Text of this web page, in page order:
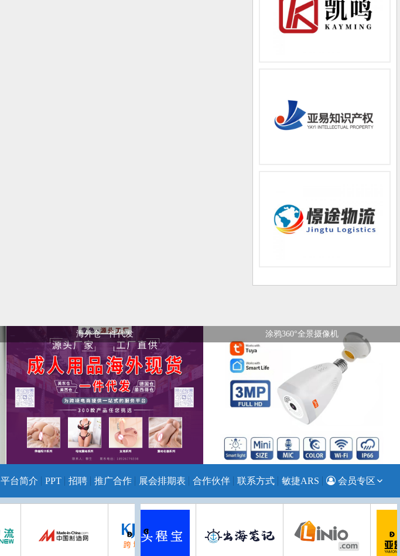
海外仓一件代发 涂鸦360°全景摄像机
平台简介 PPT 招聘 推广合作 展会排期表 合作伙伴 联系方式 敏捷ARS 会员专区
注册会员
忘记密码